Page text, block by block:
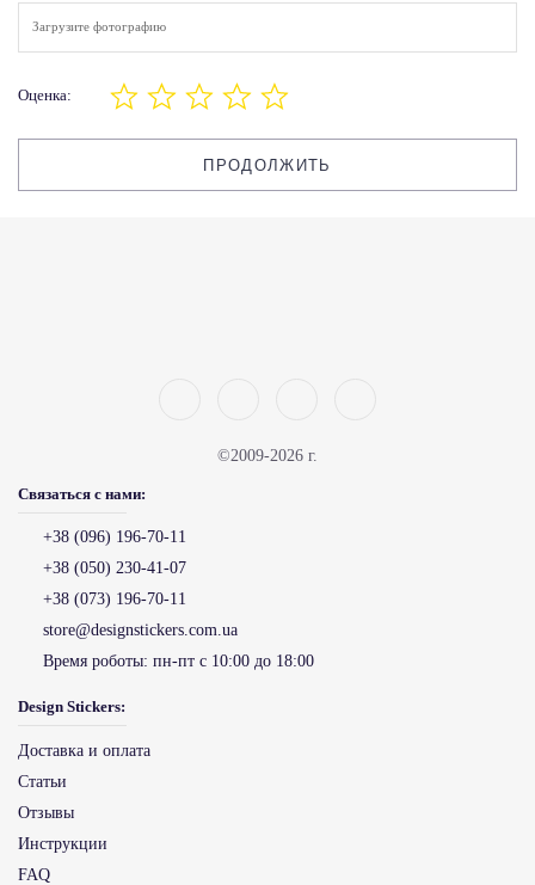
Загрузите фотографию
Оценка:
ПРОДОЛЖИТЬ
©2009-2026 г.
Связаться с нами:
+38 (096) 196-70-11
+38 (050) 230-41-07
+38 (073) 196-70-11
store@designstickers.com.ua
Время роботы: пн-пт с 10:00 до 18:00
Design Stickers:
Доставка и оплата
Статьи
Отзывы
Инструкции
FAQ